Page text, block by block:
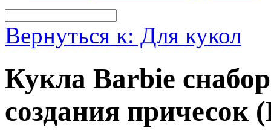
Вернуться к: Для кукол
Кукла Barbie
создания причесок